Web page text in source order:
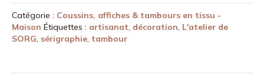
Aude
-
moutarde
Catégorie : Coussins, affiches & tambours en tissu -
Maison Étiquettes : artisanat, décoration, L'atelier de
SORG, sérigraphie, tambour